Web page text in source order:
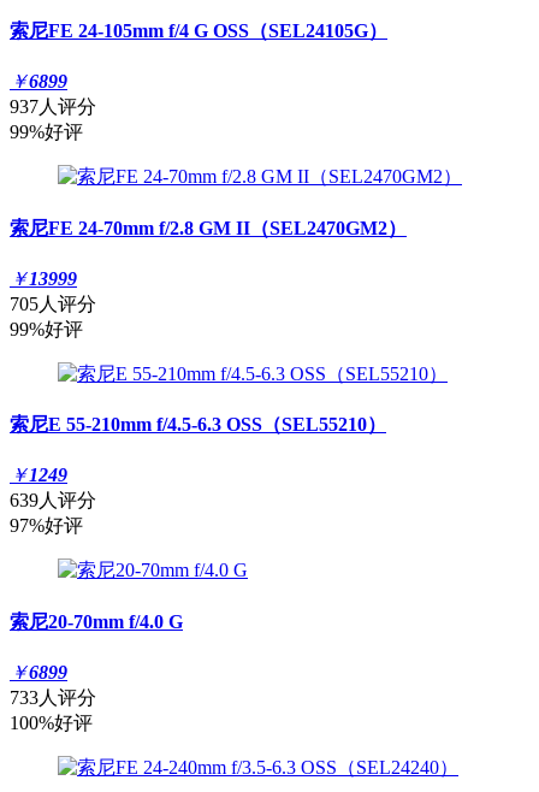
索尼FE 24-105mm f/4 G OSS（SEL24105G）
￥6899
937人评分
99%好评
索尼FE 24-70mm f/2.8 GM II（SEL2470GM2）
￥13999
705人评分
99%好评
索尼E 55-210mm f/4.5-6.3 OSS（SEL55210）
￥1249
639人评分
97%好评
索尼20-70mm f/4.0 G
￥6899
733人评分
100%好评